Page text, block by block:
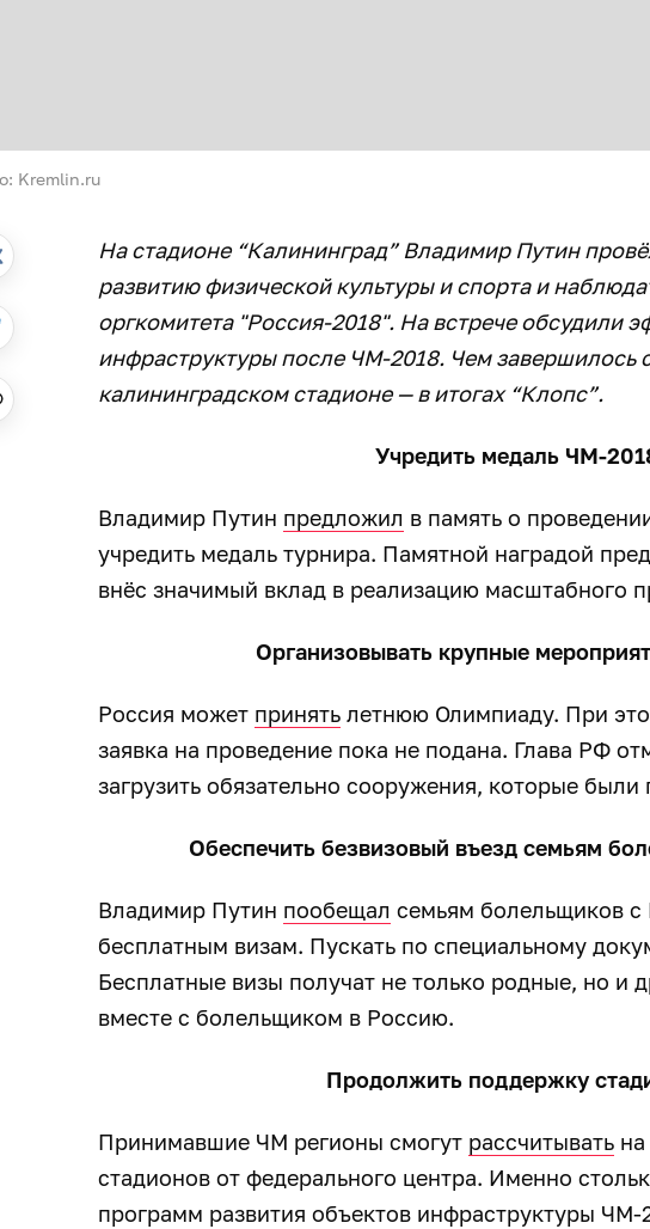
Kremlin.ru
На стадионе “Калининград” Владимир Путин
развитию физической культуры и спорта и
оргкомитета "Россия-2018". На встрече обсудили
инфраструктуры после ЧМ-2018. Чем завершилось
калининградском стадионе — в итогах “Клопс”.
Учредить медаль ЧМ-
Владимир Путин предложил в память о
учредить медаль турнира. Памятной наградой
внёс значимый вклад в реализацию масштабного
Организовывать крупные
Россия может принять летнюю Олимпиаду. При
заявка на проведение пока не подана. Глава РФ
загрузить обязательно сооружения, которые
Обеспечить безвизовый въезд семьям
Владимир Путин пообещал семьям болельщиков с
бесплатным визам. Пускать по специальному
Бесплатные визы получат не только родные, но и
вместе с болельщиком в Россию.
Продолжить поддержку
Принимавшие ЧМ регионы смогут рассчитывать
стадионов от федерального центра. Именно
программ развития объектов инфраструктуры